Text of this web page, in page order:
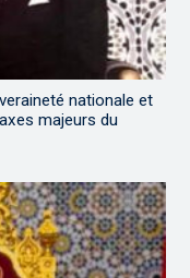
nationale et
majeurs du